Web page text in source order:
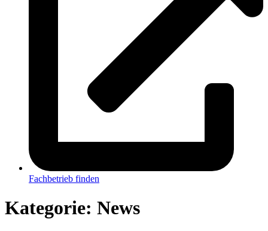
Fachbetrieb finden
Kategorie: News